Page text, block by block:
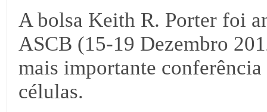
A bolsa Keith R. Porter foi
ASCB (15-19 Dezembro
mais importante
células.